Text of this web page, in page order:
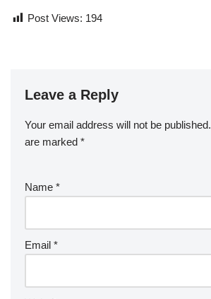
Post Views: 194
Leave a Reply
Your email address will not be published.
are marked *
Name *
Email *